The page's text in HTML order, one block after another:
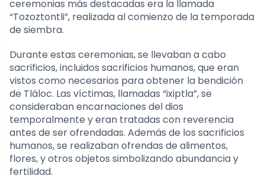
ceremonias más destacadas era la llamada
“Tozoztontli”, realizada al comienzo de la temporada
de siembra.
Durante estas ceremonias, se llevaban a cabo
sacrificios, incluidos sacrificios humanos, que eran
vistos como necesarios para obtener la bendición
de Tláloc. Las víctimas, llamadas “ixiptla”, se
consideraban encarnaciones del dios
temporalmente y eran tratadas con reverencia
antes de ser ofrendadas. Además de los sacrificios
humanos, se realizaban ofrendas de alimentos,
flores, y otros objetos simbolizando abundancia y
fertilidad.